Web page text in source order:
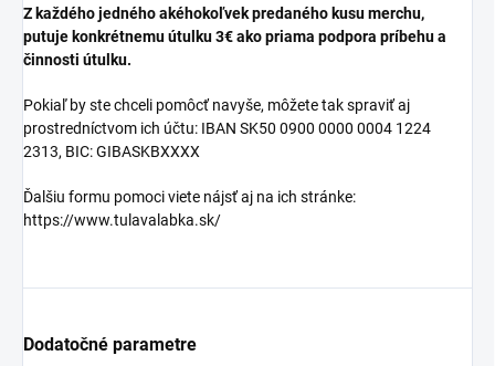
Koncerty a festivaly:
Ukážte svoju podporu
Bežné nosenie:
svojím štýlom a noste
Originálny darček:
a kapely Ronan Warg.
Z každého jedného akéhokoľvek predaného kusu merchu,
putuje konkrétnemu útulku 3€ ako priama podpora príbehu a
činnosti útulku.
Pokiaľ by ste chceli pomôcť navyše, môžete tak spraviť aj
prostredníctvom ich účtu: IBAN SK50 0900 0000 0004 1224
2313, BIC: GIBASKBXXXX
Ďalšiu formu pomoci viete nájsť aj na ich stránke:
https://www.tulavalabka.sk/
Dodatočné parametre